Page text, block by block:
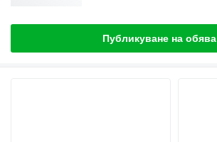
Публикуване на обява